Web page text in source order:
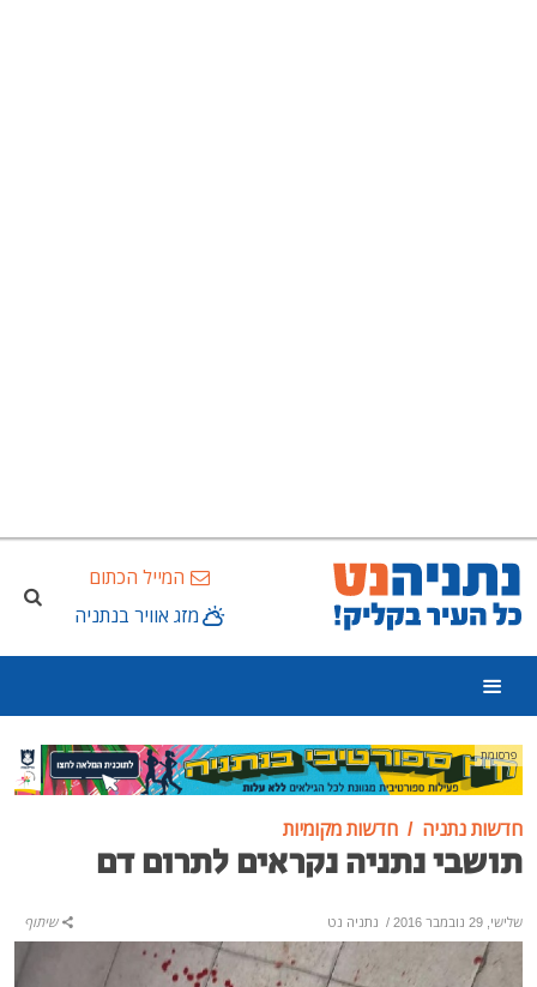
המייל הכתום
מזג אוויר בנתניה
פרסומת
חדשות נתניה חדשות מקומיות
תושבי נתניה נקראים לתרום דם
שלישי, 29 נובמבר 2016 / נתניה נט שיתוף